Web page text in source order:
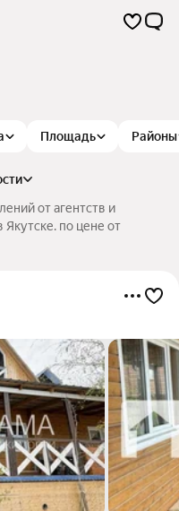
Площадь Районы
от агентств и
по цене от